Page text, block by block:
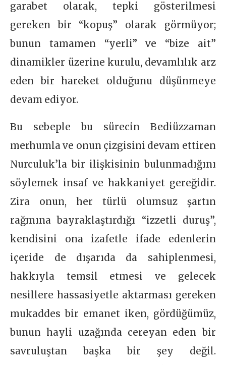
garabet olarak, tepki gösterilmesi
gereken bir “kopuş” olarak görmüyor;
bunun tamamen “yerli” ve “bize ait”
dinamikler üzerine kurulu, devamlılık arz
eden bir hareket olduğunu düşünmeye
devam ediyor.
Bu sebeple bu sürecin Bediüzzaman
merhumla ve onun çizgisini devam ettiren
Nurculuk’la bir ilişkisinin bulunmadığını
söylemek insaf ve hakkaniyet gereğidir.
Zira onun, her türlü olumsuz şartın
rağmına bayraklaştırdığı “izzetli duruş”,
kendisini ona izafetle ifade edenlerin
içeride de dışarıda da sahiplenmesi,
hakkıyla temsil etmesi ve gelecek
nesillere hassasiyetle aktarması gereken
mukaddes bir emanet iken, gördüğümüz,
bunun hayli uzağında cereyan eden bir
savruluştan başka bir şey değil.